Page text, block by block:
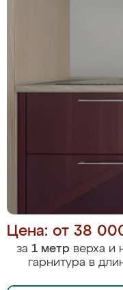
Цена: от 38
за 1 метрверха и
гарнитура в